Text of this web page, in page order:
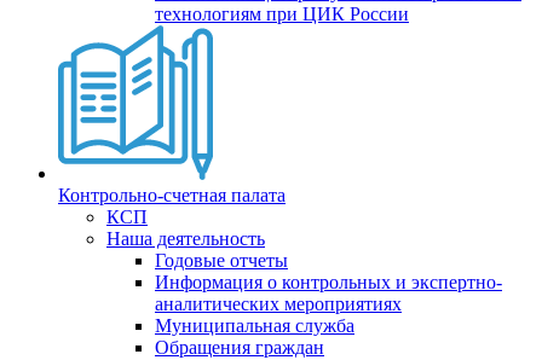
технологиям при ЦИК России
Контрольно-счетная палата
КСП
Наша деятельность
Годовые отчеты
Информация о контрольных и экспертно-
аналитических мероприятиях
Муниципальная служба
Обращения граждан